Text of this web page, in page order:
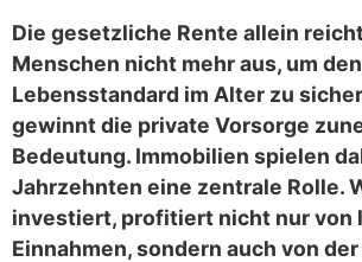
Die gesetzliche Rente allein
Menschen nicht mehr aus, um
Lebensstandard im Alter zu
gewinnt die private Vorsorge
Bedeutung. Immobilien spielen
Jahrzehnten eine zentrale Rolle.
investiert, profitiert nicht nur von
Einnahmen, sondern auch von